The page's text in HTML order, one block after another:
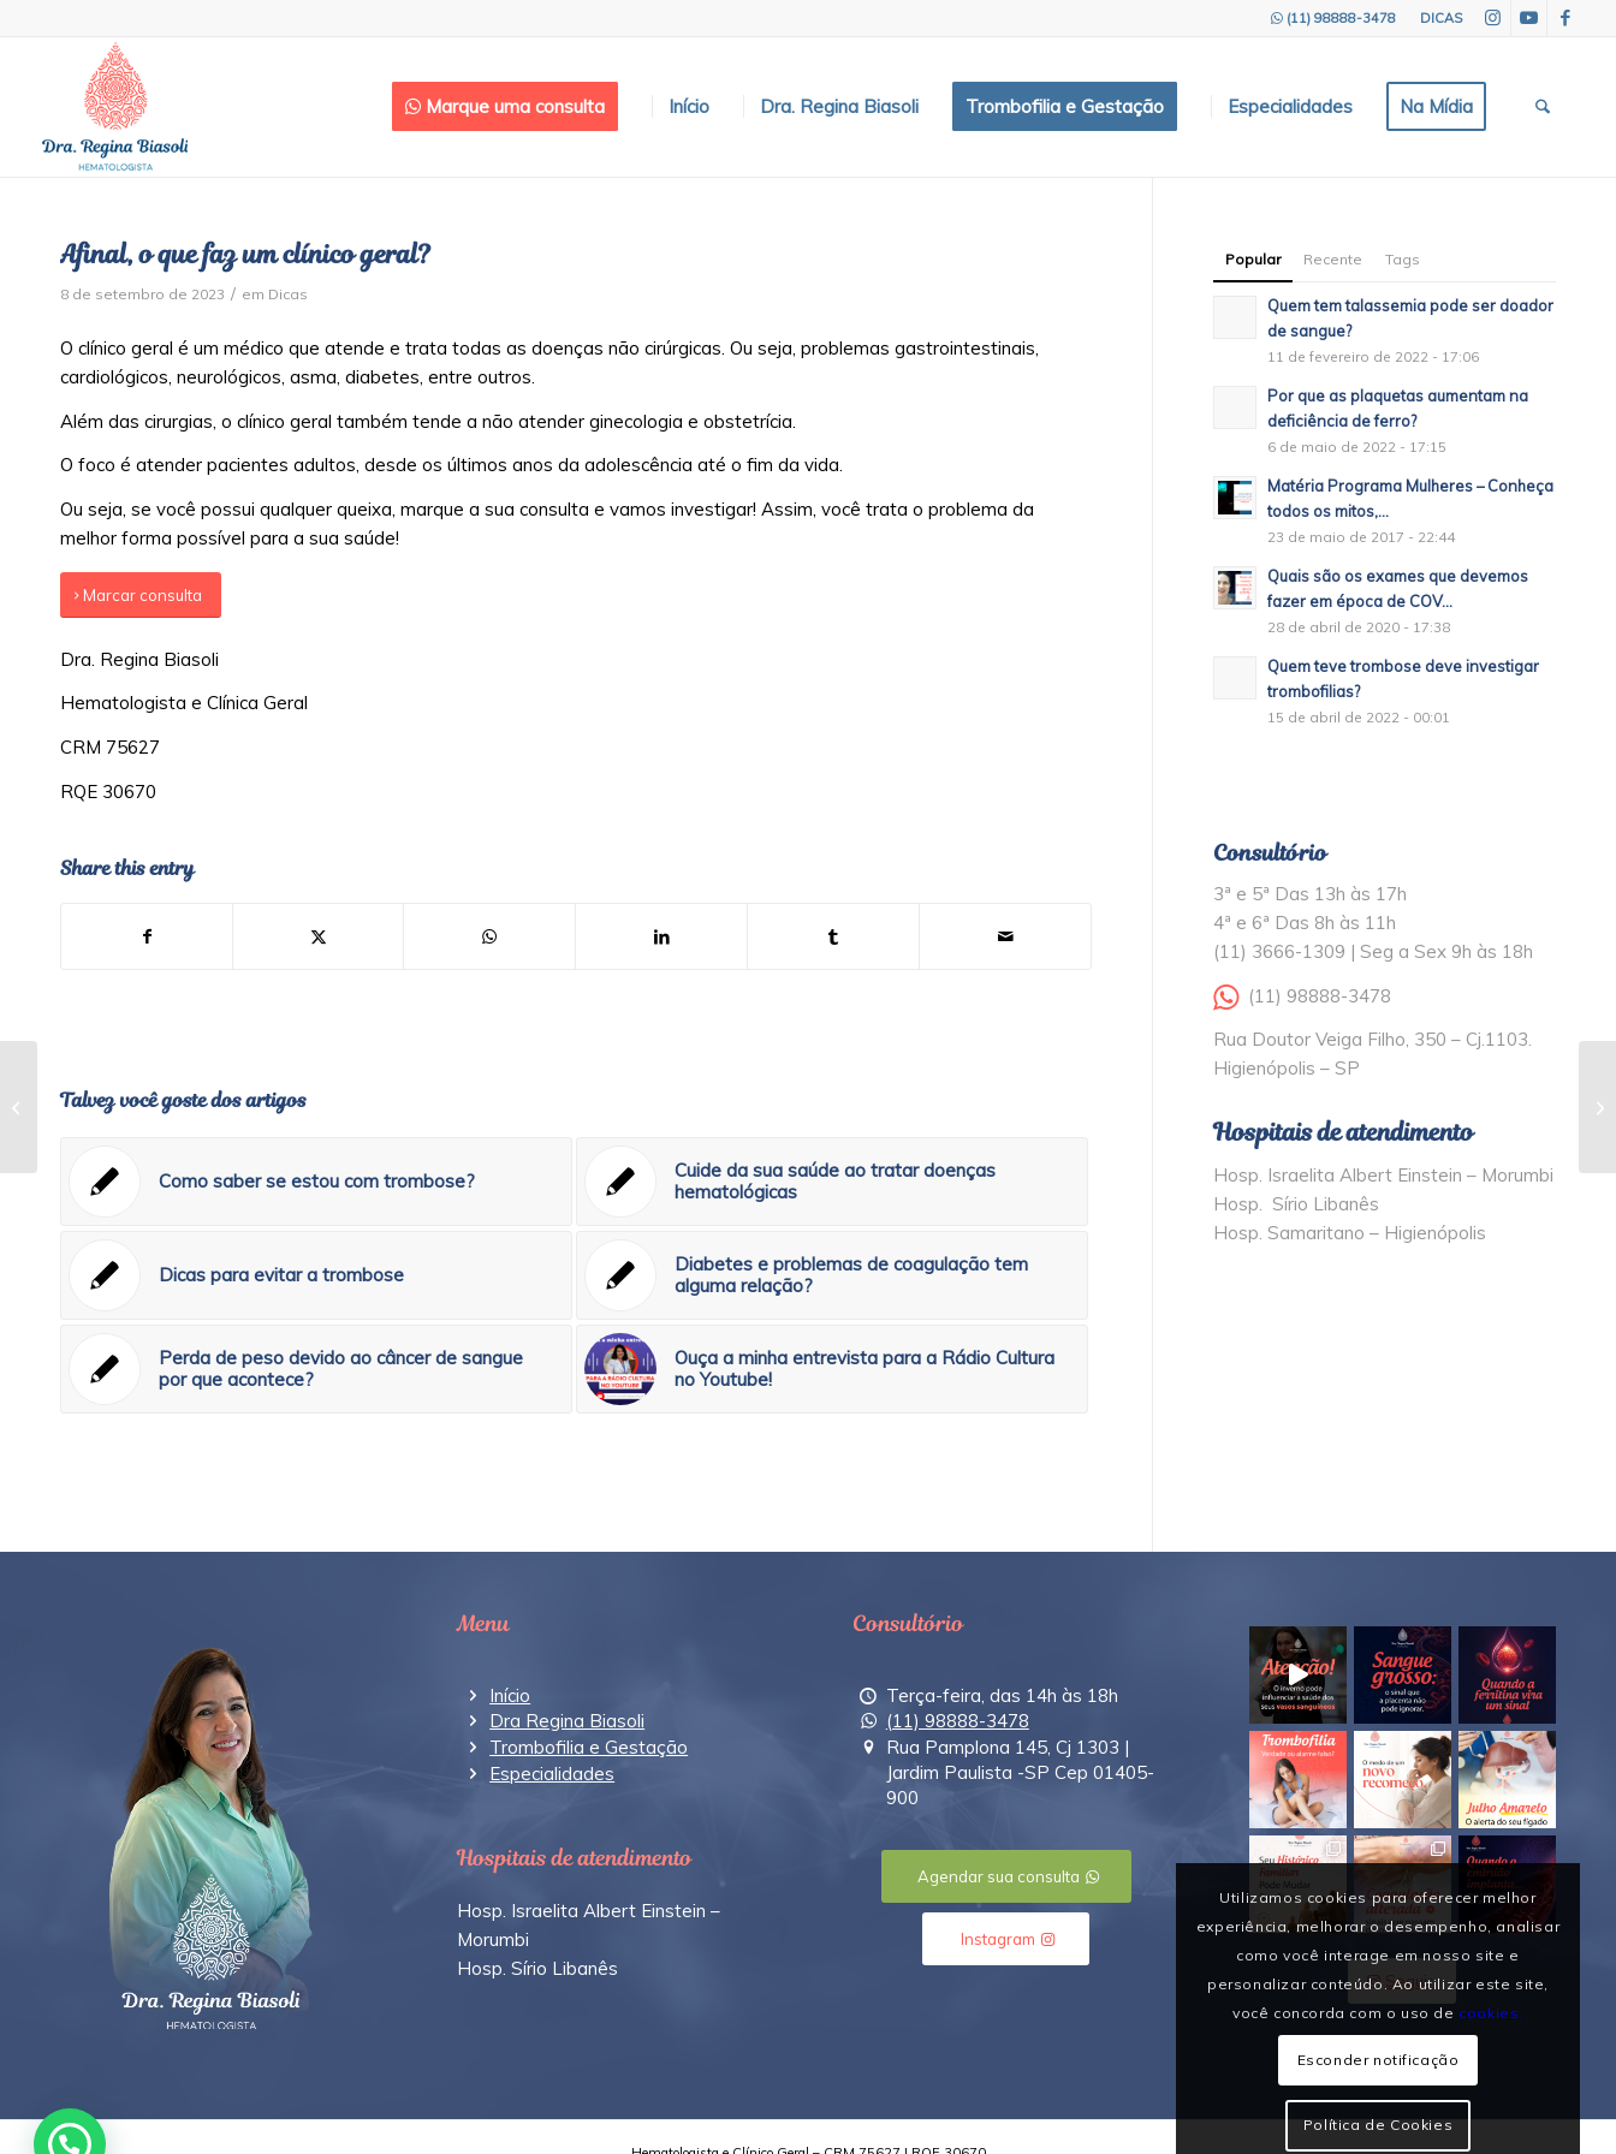
DICAS
(11) 98888-3478
Marque uma consulta Início Dra. Regina Biasoli Trombofilia e Gestação Especialidades Na Mídia
Afinal, o que faz um clínico geral?
8 de setembro de 2023 / em Dicas
O clínico geral é um médico que atende e trata todas as doenças não cirúrgicas. Ou seja, problemas gastrointestinais,
cardiológicos, neurológicos, asma, diabetes, entre outros.
Além das cirurgias, o clínico geral também tende a não atender ginecologia e obstetrícia.
O foco é atender pacientes adultos, desde os últimos anos da adolescência até o fim da vida.
Ou seja, se você possui qualquer queixa, marque a sua consulta e vamos investigar! Assim, você trata o problema da
melhor forma possível para a sua saúde!
Marcar consulta
Dra. Regina Biasoli
Hematologista e Clínica Geral
CRM 75627
RQE 30670
Share this entry
Talvez você goste dos artigos
Como saber se estou com trombose?
Cuide da sua saúde ao tratar doenças
hematológicas
Dicas para evitar a trombose
Diabetes e problemas de coagulação tem
alguma relação?
Perda de peso devido ao câncer de sangue
por que acontece?
Ouça a minha entrevista para a Rádio Cultura
no Youtube!
Popular Recente Tags
Quem tem talassemia pode ser doador
de sangue?
11 de fevereiro de 2022 - 17:06
Por que as plaquetas aumentam na
deficiência de ferro?
6 de maio de 2022 - 17:15
Matéria Programa Mulheres – Conheça
todos os mitos,...
23 de maio de 2017 - 22:44
Quais são os exames que devemos
fazer em época de COV...
28 de abril de 2020 - 17:38
Quem teve trombose deve investigar
trombofilias?
15 de abril de 2022 - 00:01
Consultório
3ª e 5ª Das 13h às 17h
4ª e 6ª Das 8h às 11h
(11) 3666-1309 | Seg a Sex 9h às 18h
(11) 98888-3478
Rua Doutor Veiga Filho, 350 – Cj.1103.
Higienópolis – SP
Hospitais de atendimento
Hosp. Israelita Albert Einstein – Morumbi
Hosp. Sírio Libanês
Hosp. Samaritano – Higienópolis
Menu
Início
Dra Regina Biasoli
Trombofilia e Gestação
Especialidades
Hospitais de atendimento
Hosp. Israelita Albert Einstein –
Morumbi
Hosp. Sírio Libanês
Consultório
Terça-feira, das 14h às 18h
(11) 98888-3478
Rua Pamplona 145, Cj 1303 |
Jardim Paulista -SP Cep 01405-
900
Agendar sua consulta
Instagram
Seguir
Nível de plaquetas alteradas, devo
me preocupar?
Utilizamos cookies para oferecer melhor
experiência, melhorar o desempenho, analisar
como você interage em nosso site e
personalizar conteúdo. Ao utilizar este site,
você concorda com o uso de cookies.
Esconder notificação
Política de Cookies